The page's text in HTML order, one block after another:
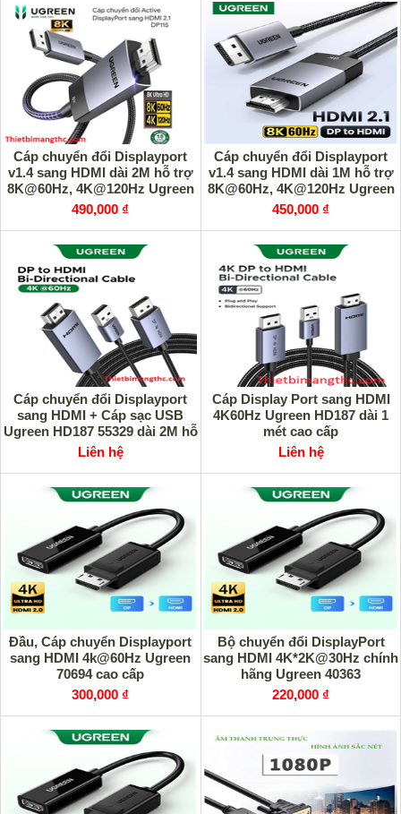
Cáp chuyển đổi Displayport
v1.4 sang HDMI dài 2M hỗ trợ
8K@60Hz, 4K@120Hz Ugreen
80397 cao cấp
490,000 ₫
Cáp chuyển đổi Displayport
v1.4 sang HDMI dài 1M hỗ trợ
8K@60Hz, 4K@120Hz Ugreen
80395 cao cấp
450,000 ₫
Cáp chuyển đổi Displayport
sang HDMI + Cáp sạc USB
Ugreen HD187 55329 dài 2M hỗ
trợ 4K60hz cao cấp
Liên hệ
Cáp Display Port sang HDMI
4K60Hz Ugreen HD187 dài 1
mét cao cấp
Liên hệ
Đầu, Cáp chuyển Displayport
sang HDMI 4k@60Hz Ugreen
70694 cao cấp
300,000 ₫
Bộ chuyển đổi DisplayPort
sang HDMI 4K*2K@30Hz chính
hãng Ugreen 40363
220,000 ₫